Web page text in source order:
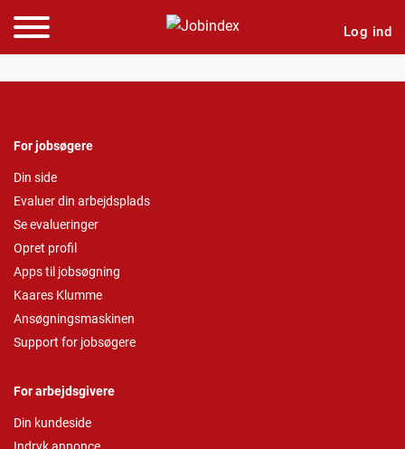
Log ind
For jobsøgere
Din side
Evaluer din arbejdsplads
Se evalueringer
Opret profil
Apps til jobsøgning
Kaares Klumme
Ansøgningsmaskinen
Support for jobsøgere
For arbejdsgivere
Din kundeside